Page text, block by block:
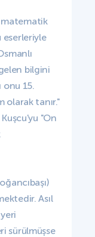
matematik
eserleriyle
bilgini
onu 15.
olarak tanır."
"On
Asıl
sürülmüşse